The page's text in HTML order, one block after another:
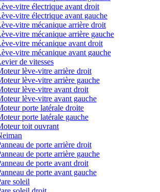
vitre électrique avant droit
vitre électrique avant gauche
vitre mécanique arrière droit
vitre mécanique arrière gauche
vitre mécanique avant droit
vitre mécanique avant gauche
de vitesses
lève-vitre arrière droit
lève-vitre arrière gauche
lève-vitre avant droit
lève-vitre avant gauche
porte latérale droite
porte latérale gauche
toit ouvrant
de porte arrière droit
de porte arrière gauche
de porte avant droit
de porte avant gauche
soleil